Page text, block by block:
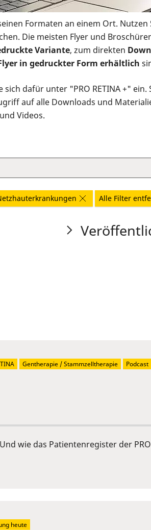
Formaten an einem Ort.
Die meisten Flyer und
Variante, zum direkten
in gedruckter Form erhältlich
sich dafür unter "PRO RETINA +" ein.
auf alle Downloads und
Videos.
Alle Filter
wie das Patientenregister der
Gentherapie / Stammzelltherapie Podcast
heute